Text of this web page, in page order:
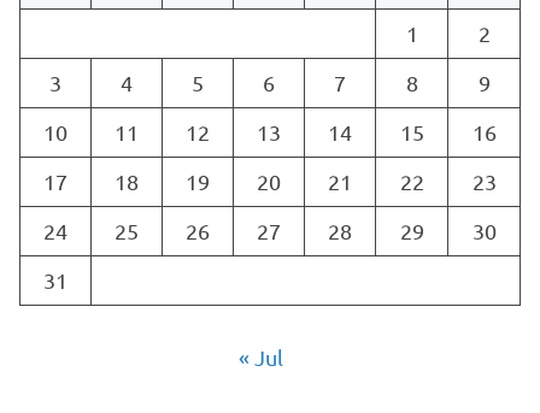
1
2
3
4 5 6 7 8
9
10
11 12 13 14 15
16
17
18 19 20 21 22
23
24
25 26 27 28 29
30
31
« Jul